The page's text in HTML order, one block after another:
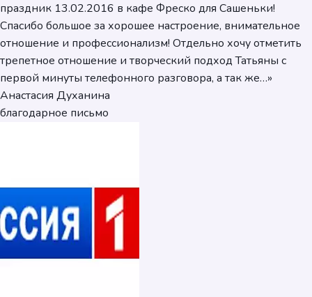
праздник 13.02.2016 в кафе Фреско для Сашеньки!
Спасибо большое за хорошее настроение, внимательное
отношение и профессионализм! Отдельно хочу отметить
трепетное отношение и творческий подход Татьяны с
первой минуты телефонного разговора, а так же…»
Анастасия Духанина
благодарное письмо